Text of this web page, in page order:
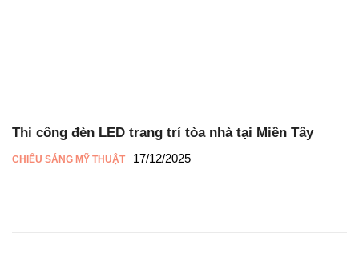
Thi công đèn LED trang trí tòa nhà tại Miền Tây
CHIẾU SÁNG MỸ THUẬT 17/12/2025